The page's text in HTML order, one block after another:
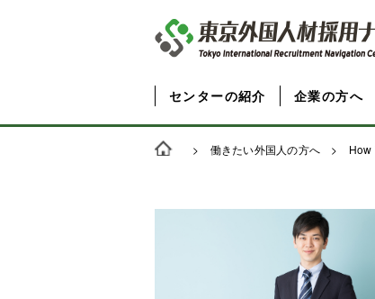
センターの紹介 企業の方へ
> 働きたい外国人の方へ > How